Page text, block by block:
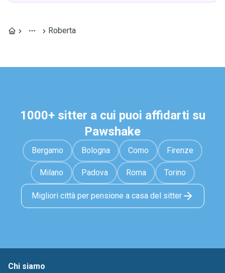
Roberta
1000+ sitter a cui puoi affidarti su
Pawshake
Bergamo Bologna Como Firenze
Milano Padova Roma Torino
Migliori città per pensione a casa del sitter
Chi siamo